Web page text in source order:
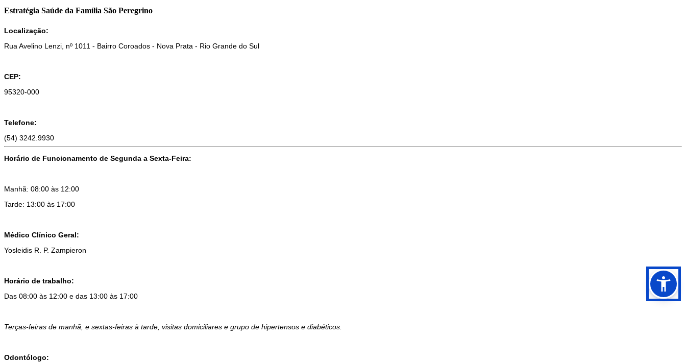
Estratégia Saúde da Família São Peregrino
Localização:
Rua Avelino Lenzi, nº 1011 - Bairro Coroados - Nova Prata - Rio Grande do Sul
CEP:
95320-000
Telefone:
(54) 3242.9930
Horário de Funcionamento de Segunda a Sexta-Feira:
Manhã: 08:00 às 12:00
Tarde: 13:00 às 17:00
Médico Clínico Geral:
Yosleidis R. P. Zampieron
Horário de trabalho:
Das 08:00 às 12:00 e das 13:00 às 17:00
Terças-feiras de manhã, e sextas-feiras à tarde, visitas domiciliares e grupo de hipertensos e diabéticos.
Odontólogo: